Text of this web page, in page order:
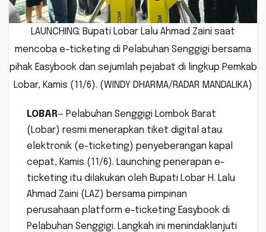
LAUNCHING: Bupati Lobar Lalu Ahmad Zaini saat
mencoba e-ticketing di Pelabuhan Senggigi bersama
pihak Easybook dan sejumlah pejabat di lingkup Pemkab
Lobar, Kamis (11/6). (WINDY DHARMA/RADAR MANDALIKA)
LOBAR— Pelabuhan Senggigi Lombok Barat
(Lobar) resmi menerapkan tiket digital atau
elektronik (e-ticketing) penyeberangan kapal
cepat, Kamis (11/6). Launching penerapan e-
ticketing itu dilakukan oleh Bupati Lobar H. Lalu
Ahmad Zaini (LAZ) bersama pimpinan
perusahaan platform e-ticketing Easybook di
Pelabuhan Senggigi. Langkah ini menindaklanjuti